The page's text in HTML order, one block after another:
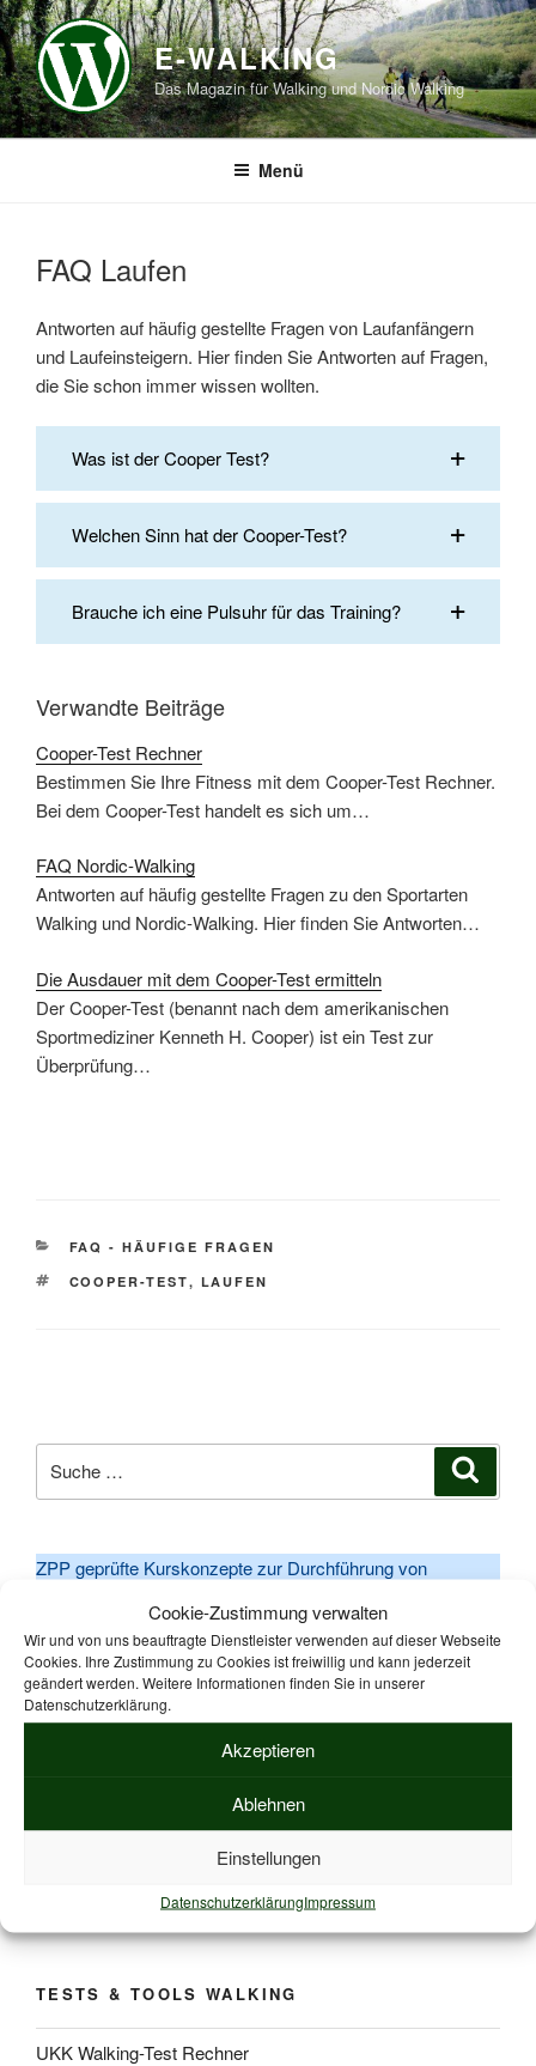
Cookie-Zustimmung verwalten
Wir und von uns beauftragte Dienstleister verwenden auf dieser Webseite
Cookies. Ihre Zustimmung zu Cookies ist freiwillig und kann jederzeit
geändert werden. Weitere Informationen finden Sie in unserer
Datenschutzerklärung.
Akzeptieren
Ablehnen
Einstellungen
DatenschutzerklärungImpressum
Zum
Inhalt
springen
E-WALKING
Das Magazin für Walking und Nordic Walking
Menü
FAQ Laufen
Antworten auf häufig gestellte Fragen von Laufanfängern
und Laufeinsteigern. Hier finden Sie Antworten auf Fragen,
die Sie schon immer wissen wollten.
Was ist der Cooper Test?
Welchen Sinn hat der Cooper-Test?
Brauche ich eine Pulsuhr für das Training?
Verwandte Beiträge
Cooper-Test Rechner
Bestimmen Sie Ihre Fitness mit dem Cooper-Test Rechner.
Bei dem Cooper-Test handelt es sich um…
FAQ Nordic-Walking
Antworten auf häufig gestellte Fragen zu den Sportarten
Walking und Nordic-Walking. Hier finden Sie Antworten…
Die Ausdauer mit dem Cooper-Test ermitteln
Der Cooper-Test (benannt nach dem amerikanischen
Sportmediziner Kenneth H. Cooper) ist ein Test zur
Überprüfung…
KATEGORIEN
FAQ - HÄUFIGE FRAGEN
SCHLAGWÖRTER
COOPER-TEST, LAUFEN
nach:
ZPP geprüfte Kurskonzepte zur Durchführung von
ZPP KURSKONZEPTE
Kurskonzept „Beckenbodentraining“
Kurskonzept „Faszientraining“
Kurskonzept „Nordic-Walking“
Kurskonzept „Outdoor Walking“
TESTS & TOOLS WALKING
UKK Walking-Test Rechner